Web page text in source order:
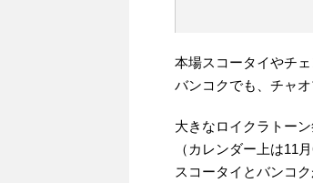
本場スコータイやチ
バンコクでも、チャ
大きなロイクラトー
（カレンダー上は11
スコータイとバンコク